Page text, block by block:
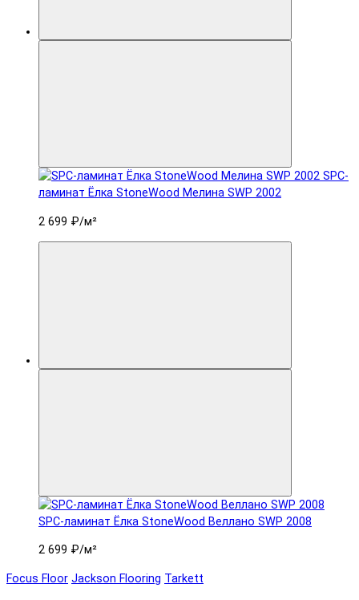
SPC-
ламинат Ëлка StoneWood Мелина SWP 2002
2 699 ₽/м²
SPC-ламинат Ëлка StoneWood Веллано SWP 2008
2 699 ₽/м²
Focus Floor Jackson Flooring Tarkett